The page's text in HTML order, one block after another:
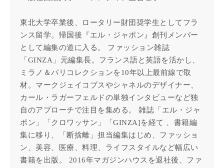
東北大学卒業後、ロータリー財団奨学生としてフラ
ンス留学。帰国後『エル・ジャポン』創刊メンバー
として編集の道に入る。 ファッション雑誌
「GINZA」元編集長。フランス語と英語を活かし、
ミラノ＆パリコレクションを10年以上最前線で取
材。マークジェイコブスやシャネルのデザイナー、
カール・ラガーフェルドの単独インタビューなど独
自のアプローチで注目を集める。 雑誌「エル・ジャ
ポン」「クロワッサン」「GINZA]を経て 、書籍編
集に移り、「断捨離」担当編集はじめ、ファッショ
ン、美容、医療、料理、ライフスタイルなど幅広い
書籍を出版。 2016年マガジンハウスを退社後、ファ